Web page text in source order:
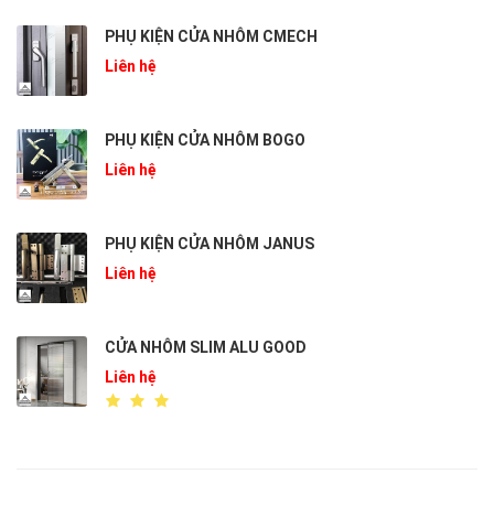
PHỤ KIỆN CỬA NHÔM CMECH
Liên hệ
PHỤ KIỆN CỬA NHÔM BOGO
Liên hệ
PHỤ KIỆN CỬA NHÔM JANUS
Liên hệ
CỬA NHÔM SLIM ALU GOOD
Liên hệ